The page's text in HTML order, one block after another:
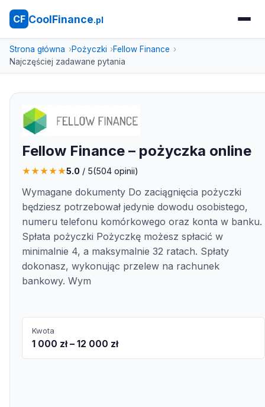
CF CoolFinance.pl
Strona główna Pożyczki
Fellow Finance
Najczęściej zadawane pytania
Fellow Finance – pożyczka online
★★★★★5.0 / 5(504 opinii)
Wymagane dokumenty Do zaciągnięcia pożyczki
będziesz potrzebował jedynie dowodu osobistego,
numeru telefonu komórkowego oraz konta w banku.
Spłata pożyczki Pożyczkę możesz spłacić w
minimalnie 4, a maksymalnie 32 ratach. Spłaty
dokonasz, wykonując przelew na rachunek
bankowy. Wym
Kwota
1 000 zł – 12 000 zł